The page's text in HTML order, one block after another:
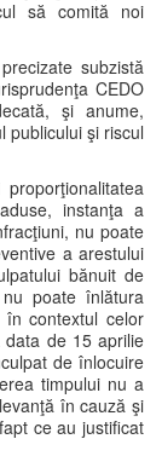
să comită noi
subzistă
CEDO
şi anume,
publicului şi riscul
instanţa a
nu poate
a arestului
bănuit de
poate înlătura
contextul celor
de 15 aprilie
de înlocuire
timpului nu a
în cauză şi
ce au justificat